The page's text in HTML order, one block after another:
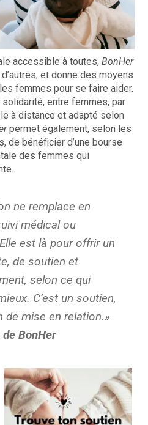
accessible à toutes,BonHer
et donne des moyens
femmes pour se faire aider.
solidarité, entre femmes, par
à distance et adapté selon
permet également, selon les
de bénéficier d’une bourse
des femmes qui
ne remplace en
médical ou
est là pour offrir un
de soutien et
selon ce qui
C’est un soutien,
de mise en relation.»
BonHer